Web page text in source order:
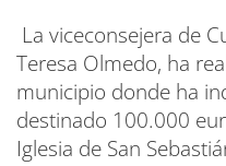
La viceconsejera de
Teresa Olmedo, ha
municipio donde ha
destinado 100.000
Iglesia de San